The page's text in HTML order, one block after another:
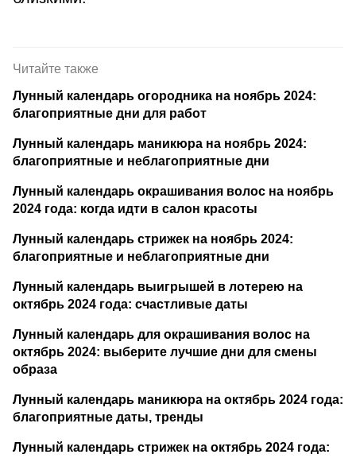
Читайте также
Лунный календарь огородника на ноябрь 2024:
благоприятные дни для работ
Лунный календарь маникюра на ноябрь 2024:
благоприятные и неблагоприятные дни
Лунный календарь окрашивания волос на ноябрь
2024 года: когда идти в салон красоты
Лунный календарь стрижек на ноябрь 2024:
благоприятные и неблагоприятные дни
Лунный календарь выигрышей в лотерею на
октябрь 2024 года: счастливые даты
Лунный календарь для окрашивания волос на
октябрь 2024: выберите лучшие дни для смены
образа
Лунный календарь маникюра на октябрь 2024 года:
благоприятные даты, тренды
Лунный календарь стрижек на октябрь 2024 года: